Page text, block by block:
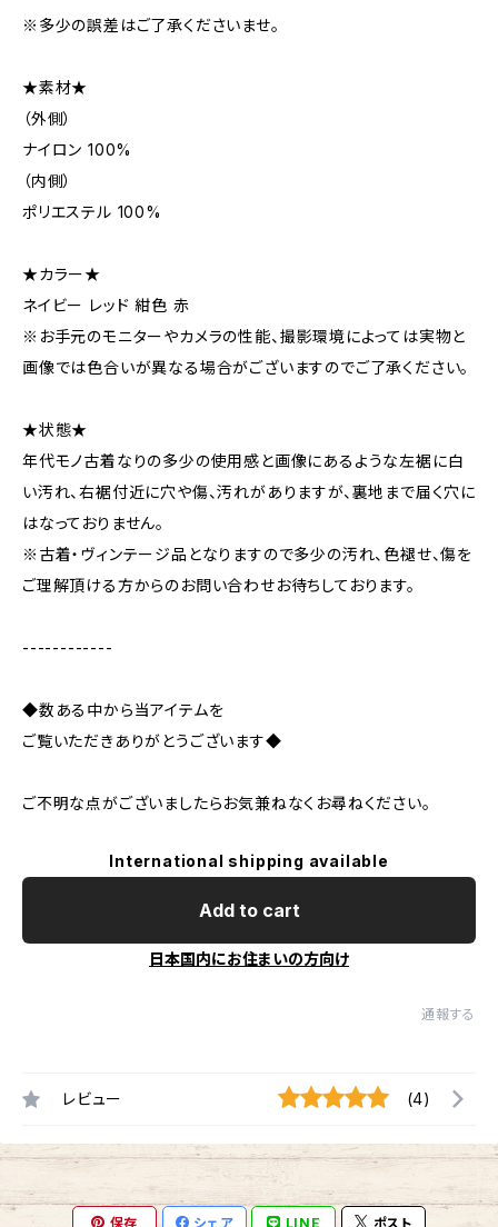
※多少の誤差はご了承くださいませ。
★素材★
（外側）
ナイロン 100%
（内側）
ポリエステル 100%
★カラー★
ネイビー レッド 紺色 赤
※お手元のモニターやカメラの性能、撮影環境によっては実物と
画像では色合いが異なる場合がございますのでご了承ください。
★状態★
年代モノ古着なりの多少の使用感と画像にあるような左裾に白
い汚れ、右裾付近に穴や傷、汚れがありますが、裏地まで届く穴に
はなっておりません。
※古着・ヴィンテージ品となりますので多少の汚れ、色褪せ、傷を
ご理解頂ける方からのお問い合わせお待ちしております。
------------
◆数ある中から当アイテムを
ご覧いただきありがとうございます◆
ご不明な点がございましたらお気兼ねなくお尋ねください。
International shipping available
Add to cart
日本国内にお住まいの方向け
通報する
レビュー (4)
保存 シェア LINE ポスト